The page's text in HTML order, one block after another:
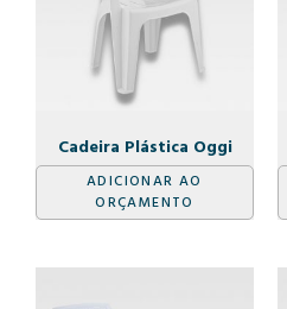
Cadeira Plástica Oggi
ADICIONAR AO
ORÇAMENTO